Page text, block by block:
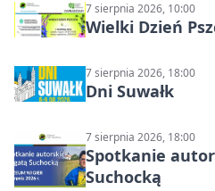
7 sierpnia 2026, 10:00
Wielki Dzień
7 sierpnia 2026, 18:00
Dni Suwałk
7 sierpnia 2026, 18:00
Spotkanie
Suchocką